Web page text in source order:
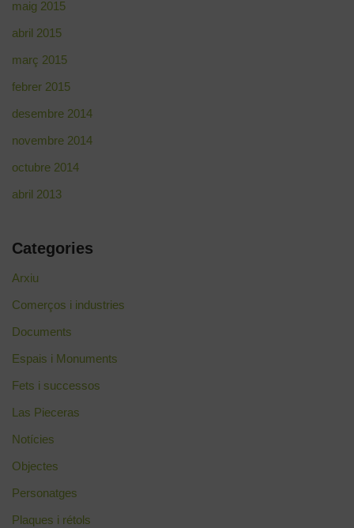
maig 2015
abril 2015
març 2015
febrer 2015
desembre 2014
novembre 2014
octubre 2014
abril 2013
Categories
Arxiu
Comerços i industries
Documents
Espais i Monuments
Fets i successos
Las Pieceras
Notícies
Objectes
Personatges
Plaques i rétols